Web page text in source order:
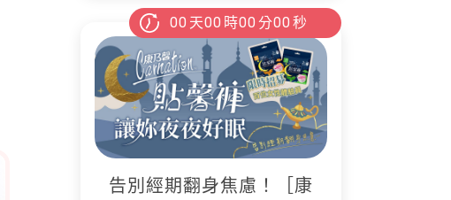
00 天00 時00 分00 秒
告別經期翻身焦慮！［康